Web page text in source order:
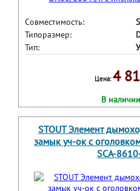
Совместимость:
Типоразмер:
Тип:
Цена:4
В
STOUT Элемент
замык уч-ок с
SCA-